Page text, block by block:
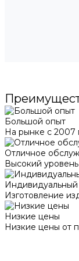
Большой опыт
На рынке с 2007
Отличное
Высокий
Изготовление
Низкие цены
Низкие цены от